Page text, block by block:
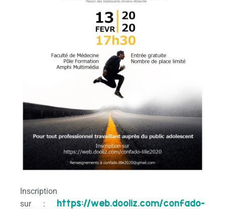
Inscription
sur : https://web.dooliz.com/confado-